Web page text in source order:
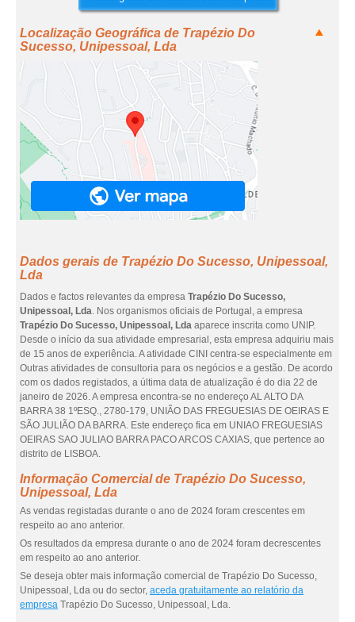
Localização Geográfica de Trapézio Do
Sucesso, Unipessoal, Lda
Dados gerais de Trapézio Do Sucesso, Unipessoal,
Lda
Dados e factos relevantes da empresa Trapézio Do Sucesso,
Unipessoal, Lda. Nos organismos oficiais de Portugal, a empresa
Trapézio Do Sucesso, Unipessoal, Lda aparece inscrita como UNIP.
Desde o início da sua atividade empresarial, esta empresa adquiriu mais
de 15 anos de experiência. A atividade CINI centra-se especialmente em
Outras atividades de consultoria para os negócios e a gestão. De acordo
com os dados registados, a última data de atualização é do dia 22 de
janeiro de 2026. A empresa encontra-se no endereço AL ALTO DA
BARRA 38 1ºESQ., 2780-179, UNIÃO DAS FREGUESIAS DE OEIRAS E
SÃO JULIÃO DA BARRA. Este endereço fica em UNIAO FREGUESIAS
OEIRAS SAO JULIAO BARRA PACO ARCOS CAXIAS, que pertence ao
distrito de LISBOA.
Informação Comercial de Trapézio Do Sucesso,
Unipessoal, Lda
As vendas registadas durante o ano de 2024 foram crescentes em
respeito ao ano anterior.
Os resultados da empresa durante o ano de 2024 foram decrescentes
em respeito ao ano anterior.
Se deseja obter mais informação comercial de Trapézio Do Sucesso,
Unipessoal, Lda ou do sector, aceda gratuitamente ao relatório da
empresa Trapézio Do Sucesso, Unipessoal, Lda.